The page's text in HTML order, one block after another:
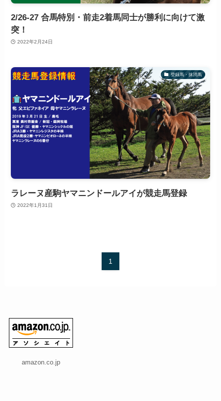
2/26-27 合馬特別・前走2着馬同士が勝利に向けて激
突！
2022年2月24日
登録馬・抹消馬
ラレーヌ産駒ヤマニンドールアイが競走馬登録
2022年1月31日
1
amazon.co.jp